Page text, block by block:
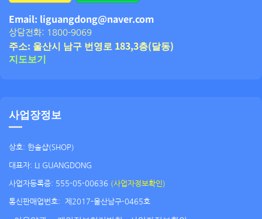
Email: liguangdong@naver.com
상담전화: 1800-9069
주소: 울산시 남구 번영로 183,3층(달동)
지도보기
사업장정보
상호: 한솔샵(SHOP)
대표자: LI GUANGDONG
사업자등록증: 555-05-00636 (사업자정보확인)
통신판매업번호: 제2017-울산남구-0465호